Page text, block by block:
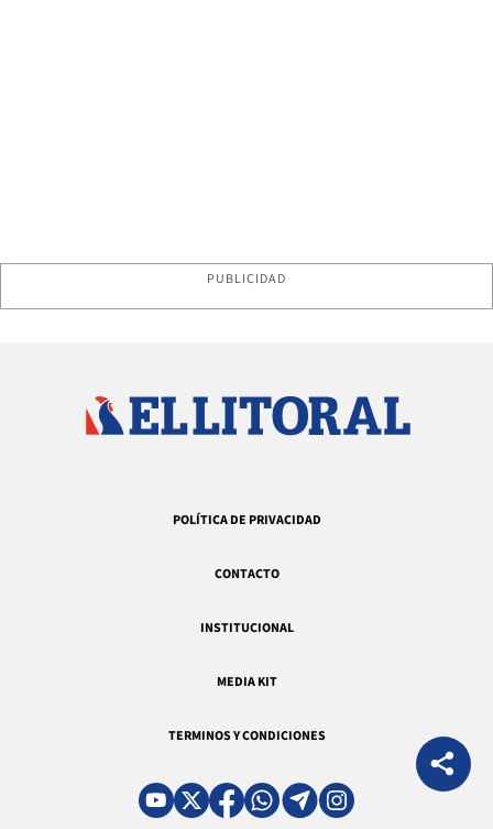
PUBLICIDAD
POLÍTICA DE PRIVACIDAD
CONTACTO
INSTITUCIONAL
MEDIA KIT
TERMINOS Y CONDICIONES